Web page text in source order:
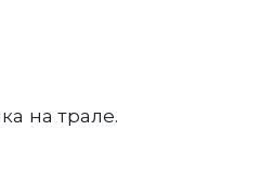
на трале.